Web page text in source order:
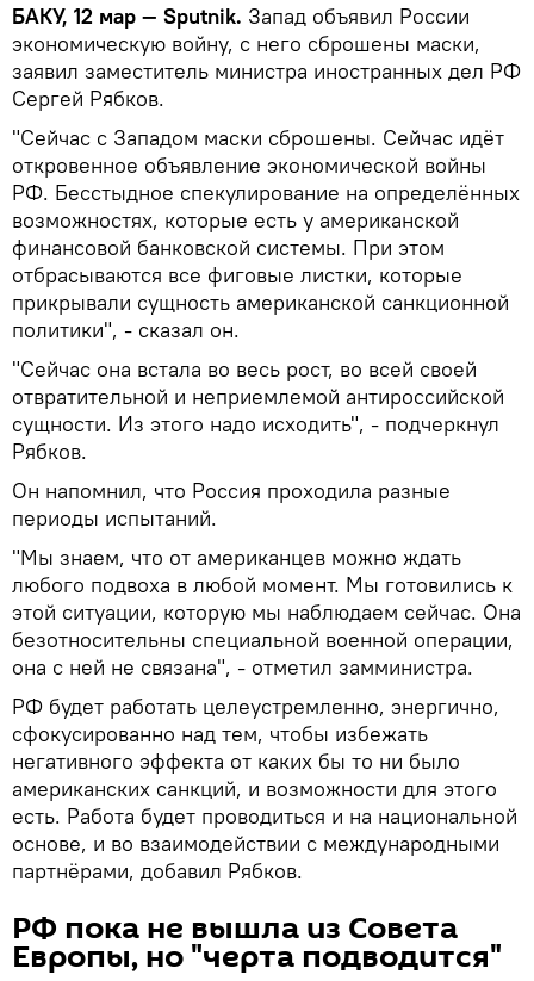
БАКУ, 12 мар — Sputnik. Запад объявил России
экономическую войну, с него сброшены маски,
заявил заместитель министра иностранных дел РФ
Сергей Рябков.
"Сейчас с Западом маски сброшены. Сейчас идёт
откровенное объявление экономической войны
РФ. Бесстыдное спекулирование на определённых
возможностях, которые есть у американской
финансовой банковской системы. При этом
отбрасываются все фиговые листки, которые
прикрывали сущность американской санкционной
политики", - сказал он.
"Сейчас она встала во весь рост, во всей своей
отвратительной и неприемлемой антироссийской
сущности. Из этого надо исходить", - подчеркнул
Рябков.
Он напомнил, что Россия проходила разные
периоды испытаний.
"Мы знаем, что от американцев можно ждать
любого подвоха в любой момент. Мы готовились к
этой ситуации, которую мы наблюдаем сейчас. Она
безотносительны специальной военной операции,
она с ней не связана", - отметил замминистра.
РФ будет работать целеустремленно, энергично,
сфокусированно над тем, чтобы избежать
негативного эффекта от каких бы то ни было
американских санкций, и возможности для этого
есть. Работа будет проводиться и на национальной
основе, и во взаимодействии с международными
партнёрами, добавил Рябков.
РФ пока не вышла из Совета
Европы, но "черта подводится"